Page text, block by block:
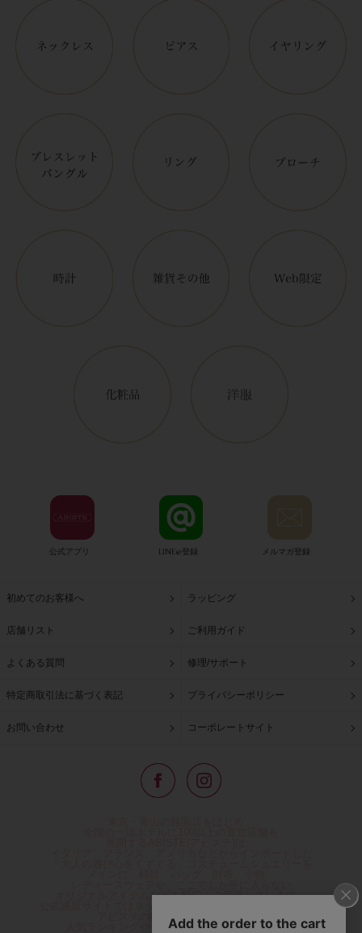
公式アプリ LINE@登録 メルマガ登録
初めてのお客様へ ラッピング
店舗リスト ご利用ガイド
よくある質問 修理/サポート
特定商取引法に基づく表記 プライバシーポリシー
お問い合わせ コーポレートサイト
オリジナルアイテムなどを幅広くご用意しています。
アビステの幅広い商品を取り揃え、
人気ランキングやテレビなどメディア着用商品、